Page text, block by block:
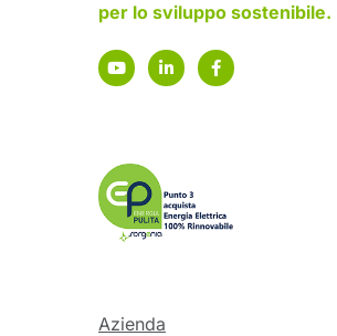
per lo sviluppo sostenibile.
Azienda